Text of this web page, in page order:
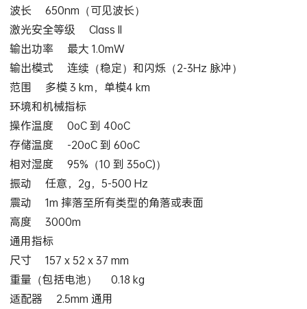
波长 650nm（可见波长）
激光安全等级 Class II
输出功率 最大 1.0mW
输出模式 连续（稳定）和闪烁（2-3Hz 脉冲）
范围 多模 3 km，单模4 km
环境和机械指标
操作温度 0oC 到 40oC
存储温度 -20oC 到 60oC
相对湿度 95%（10 到 35oC)）
振动 任意，2g，5-500 Hz
震动 1m 摔落至所有类型的角落或表面
高度 3000m
通用指标
尺寸 157 x 52 x 37 mm
重量（包括电池） 0.18 kg
适配器 2.5mm 通用